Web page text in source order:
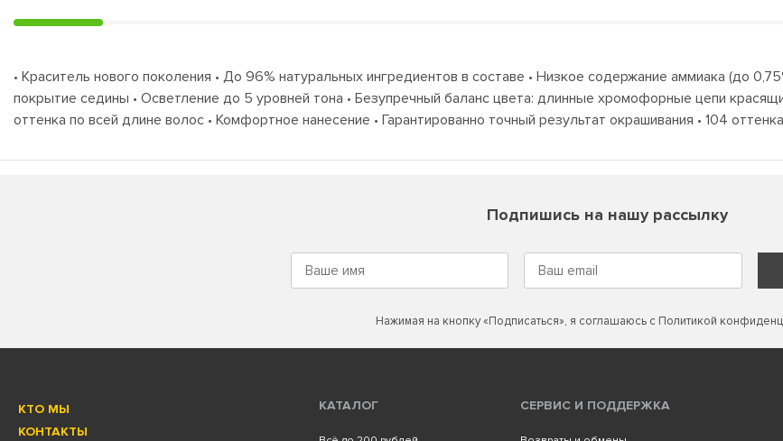
• Краситель нового поколения • До 96% натуральных ингредиентов в составе • Низкое содержание аммиака (до
покрытие седины • Осветление до 5 уровней тона • Безупречный баланс цвета: длинные хромофорные цепи
оттенка по всей длине волос • Комфортное нанесение • Гарантированно точный результат окрашивания • 104
Подпишись на нашу рассылку
Нажимая на кнопку «Подписаться», я соглашаюсь с Политикой
КТО МЫ
КОНТАКТЫ
КАТАЛОГ СЕРВИС И ПОДДЕРЖКА